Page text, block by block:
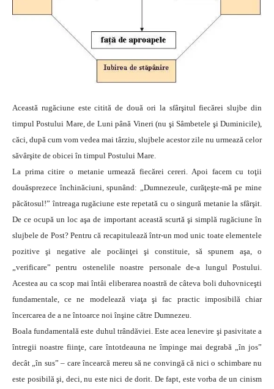
Această rugăciune este citită de două ori la sfârşitul fiecărei slujbe din
timpul Postului Mare, de Luni până Vineri (nu şi Sâmbetele şi Duminicile),
căci, după cum vom vedea mai târziu, slujbele acestor zile nu urmează celor
săvârşite de obicei în timpul Postului Mare.
La prima citire o metanie urmează fiecărei cereri. Apoi facem cu toţii
douăsprezece închinăciuni, spunând: „Dumnezeule, curăţeşte-mă pe mine
păcătosul!” întreaga rugăciune este repetată cu o singură metanie la sfârşit.
De ce ocupă un loc aşa de important această scurtă şi simplă rugăciune în
slujbele de Post? Pentru că recapitulează într-un mod unic toate elementele
pozitive şi negative ale pocăinţei şi constituie, să spunem aşa, o
„verificare” pentru ostenelile noastre personale de-a lungul Postului.
Acestea au ca scop mai întâi eliberarea noastră de câteva boli duhovniceşti
fundamentale, ce ne modelează viaţa şi fac practic imposibilă chiar
încercarea de a ne întoarce noi înşine către Dumnezeu.
Boala fundamentală este duhul trândăviei. Este acea lenevire şi pasivitate a
întregii noastre fiinţe, care întotdeauna ne împinge mai degrabă „în jos”
decât „în sus” – care încearcă mereu să ne convingă că nici o schimbare nu
este posibilă şi, deci, nu este nici de dorit. De fapt, este vorba de un cinism